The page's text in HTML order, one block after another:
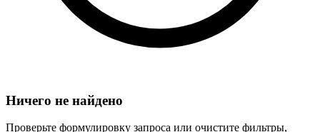
Ничего не найдено
Проверьте формулировку запроса или очистите фильтры,